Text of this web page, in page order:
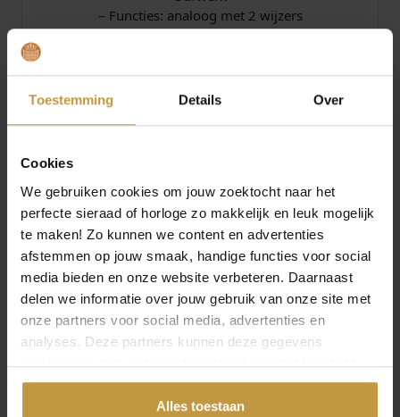
Toestemming Details Over
Cookies
We gebruiken cookies om jouw zoektocht naar het
perfecte sieraad of horloge zo makkelijk en leuk mogelijk
te maken! Zo kunnen we content en advertenties
afstemmen op jouw smaak, handige functies voor social
media bieden en onze website verbeteren. Daarnaast
delen we informatie over jouw gebruik van onze site met
onze partners voor social media, advertenties en
analyses. Deze partners kunnen deze gegevens
combineren met andere informatie die je met hen hebt
gedeeld of die ze hebben verzameld via jouw gebruik van
Alles toestaan
– Functies: analoog met 2 wijzers
– Uurwerk: Epson VX00
– Levering in originele Prisma watch-box
verkooppunt van PRISMA horloges voor dames.
verzekerde verzending in Nederland.
Specificaties
Over Prisma Horloges